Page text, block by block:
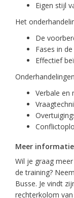
Eigen stijl
Het
De
Fases in
Effectief
Verbale en
Meer informatie
Wil je graag
de training?
Busse. Je vindt
rechterkolom